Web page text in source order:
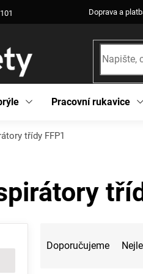
Doprava a
Pracovní rukavice
třídy FFP1
Doporučujeme